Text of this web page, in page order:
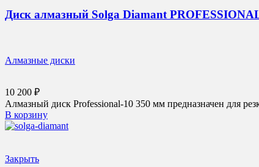
Диск алмазный Solga Diamant
Алмазные диски
10 200 ₽
Алмазный диск Professional-10 350 мм предназначен для
В корзину
Закрыть